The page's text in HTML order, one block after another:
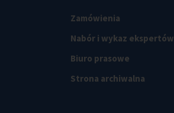
Zamówienia
Nabór i wykaz ekspertów
Biuro prasowe
Strona archiwalna